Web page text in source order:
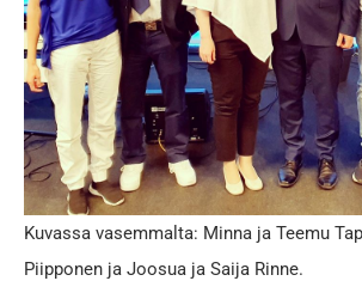
Kuvassa vasemmalta: Minna ja Teemu
Piipponen ja Joosua ja Saija Rinne.